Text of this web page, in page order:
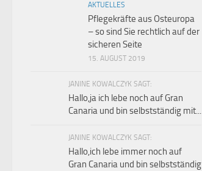
AKTUELLES
Pflegekräfte aus Osteuropa
– so sind Sie rechtlich auf der
sicheren Seite
15. AUGUST 2019
JANINE KOWALCZYK SAGT:
Hallo,ja ich lebe noch auf Gran
Canaria und bin selbstständig mit...
JANINE KOWALCZYK SAGT:
Hallo,ich lebe immer noch auf
Gran Canaria und bin selbstständig